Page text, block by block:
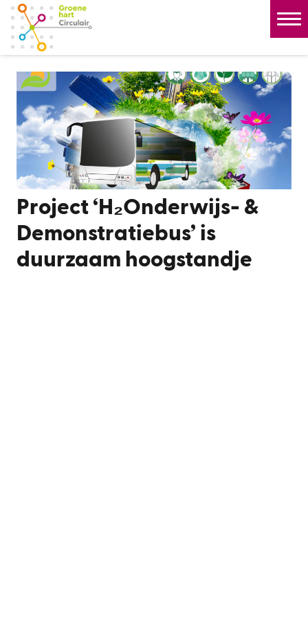
Project ‘H₂Onderwijs- &
Demonstratiebus’ is
duurzaam hoogstandje